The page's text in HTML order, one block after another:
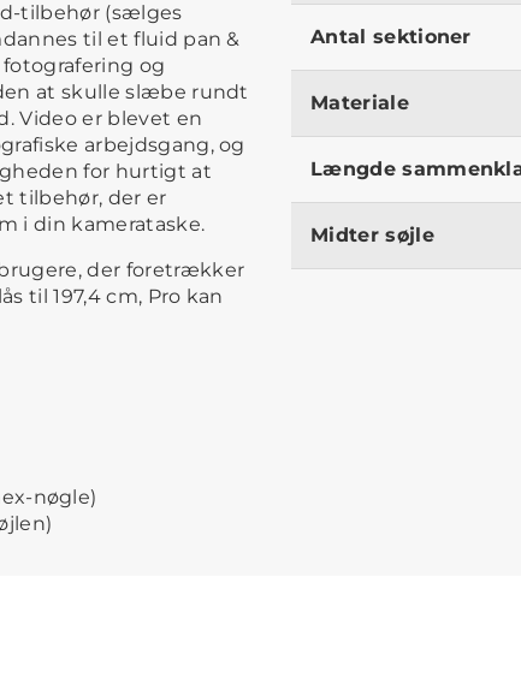
tilbehør (sælges
til et fluid pan &
og
at skulle slæbe rundt
Video er blevet en
arbejdsgang, og
for hurtigt at
tilbehør, der er
i din kamerataske.
der foretrækker
til 197,4 cm, Pro kan
nøgle)
Antal sektioner
Materiale
Længde
Midter søjle